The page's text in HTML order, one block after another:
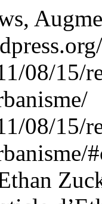
08/15/
08/15/